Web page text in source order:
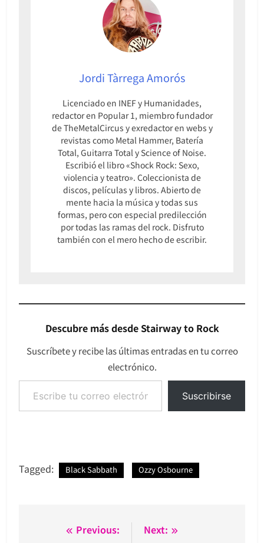
Jordi Tàrrega Amorós
Licenciado en INEF y Humanidades,
redactor en Popular 1, miembro fundador
de TheMetalCircus y exredactor en webs y
revistas como Metal Hammer, Batería
Total, Guitarra Total y Science of Noise.
Escribió el libro «Shock Rock: Sexo,
violencia y teatro». Coleccionista de
discos, películas y libros. Abierto de
mente hacia la música y todas sus
formas, pero con especial predilección
por todas las ramas del rock. Disfruto
también con el mero hecho de escribir.
Descubre más desde Stairway to Rock
Suscríbete y recibe las últimas entradas en tu correo
electrónico.
Escribe tu correo electrónico…
Suscribirse
Tagged: Black Sabbath Ozzy Osbourne
Navegación
Previous:
Next: